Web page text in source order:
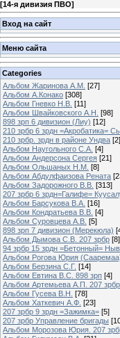
[14-я дивизия ПВО]
Вход на сайт
Меню сайта
Categories
Альбом Жаринова А.М. [27]
Альбом А.Конако [308]
Альбом Гневко Н.В. [11]
Альбом Швайковского А.Н. [98]
898 зрп 6 дивизион (Лиу) [12]
210 зрбр 6 зрдн =Акробатика=
210 зрбр. зрдн в районе Ундва [2]
Альбом Наугольного С.А. [4]
Альбом Андерсона Сергея [21]
Альбом Ольшаных Н.М. [8]
Альбом Абдулфаизова Рената
Альбом Задорожного В.В. [313]
207 зрбр 6 зрдн=Галифе=
Альбом Барсукова В.А. [16]
Альбом Кондратьева В.В. [4]
Альбом Суровцева А.В. [5]
898 зрп 7 дивизион (Мерекюла)
Альбом Дымова С.В. 207 зрбр [8]
94 зрбр 15 зрдн =Бетонный=
Альбом Рогова Юрия
Альбом Берзина С.Г. [14]
Альбом Евтина В.С. 898 зрп [4]
Альбом Артемьева А.П. 207 зрбр
Альбом Гусева В.Н. [78]
Альбом Хаткевич А.Ф. [23]
207 зрбр 9 зрдн =Зажимка= [5]
207 зрбр Управление бригады
Альбом Морозова Юрия. 207